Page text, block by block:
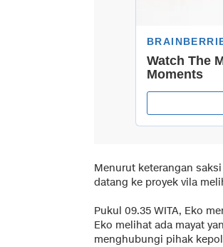
Menurut keterangan
datang ke proyek vila
Pukul 09.35 WITA, Eko
Eko melihat ada mayat
menghubungi pihak